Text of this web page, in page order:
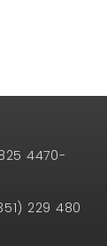
4470-
229 480